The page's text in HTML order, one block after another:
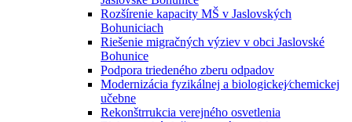
Rozšírenie kapacity MŠ v Jaslovských
Bohuniciach
Riešenie migračných výziev v obci Jaslovské
Bohunice
Podpora triedeného zberu odpadov
Modernizácia fyzikálnej a biologickej⁄chemickej
učebne
Rekonštrrukcia verejného osvetlenia